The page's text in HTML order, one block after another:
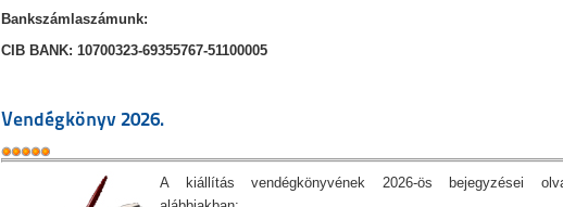
Bankszámlaszámunk:
CIB BANK: 10700323-69355767-51100005
Vendégkönyv 2026.
A kiállítás vendégkönyvének 2026-ös bejegyzései